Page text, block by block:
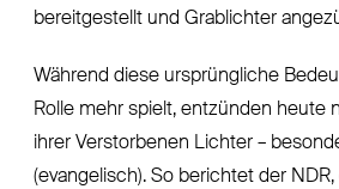
bereitgestellt und Grablichter
Während diese ursprüngliche
Rolle mehr spielt, entzünden heute
ihrer Verstorbenen Lichter –
(evangelisch). So berichtet der